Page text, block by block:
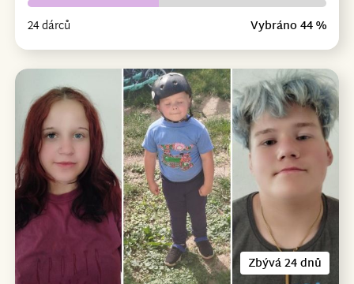
24 dárců Vybráno 44 %
Zbývá 24 dnů